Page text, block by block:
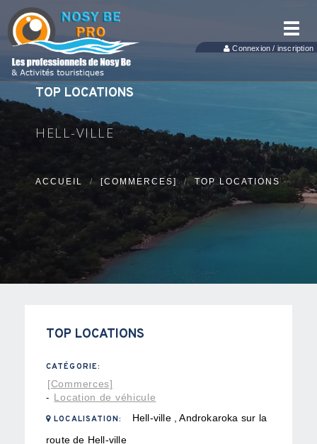
Connexion / inscription
TOP LOCATIONS
HELL-VILLE
ACCUEIL [COMMERCES] TOP LOCATIONS
TOP LOCATIONS
CATÉGORIE:
[Commerces]
- Location de véhicule
LOCALISATION:
Hell-ville , Androkaroka sur la
route de Hell-ville